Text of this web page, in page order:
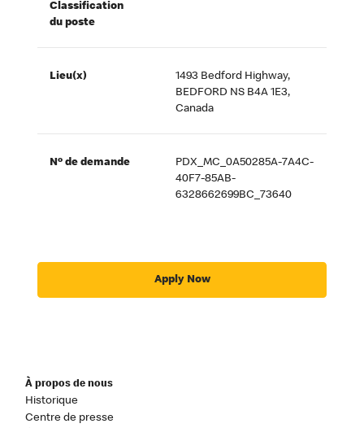
Classification
du poste
Lieu(x)
1493 Bedford Highway,
BEDFORD NS B4A 1E3,
Canada
Nº de demande
PDX_MC_0A50285A-7A4C-
40F7-85AB-
6328662699BC_73640
Apply Now
À propos de nous
Historique
Centre de presse